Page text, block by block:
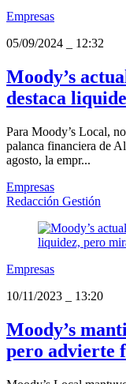
Empresas
05/09/2024
12:32
Moody’s
destaca
Para Moody’s Local,
palanca financiera de
agosto, la empr...
Empresas
Redacción Gestión
Empresas
10/11/2023
13:20
Moody’s
pero advierte